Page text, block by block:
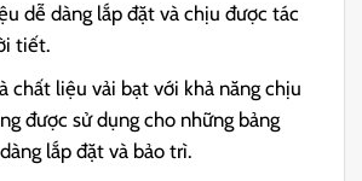
dễ dàng lắp đặt và chịu được tác
tiết.
chất liệu vải bạt với khả năng chịu
được sử dụng cho những bảng
lắp đặt và bảo trì.